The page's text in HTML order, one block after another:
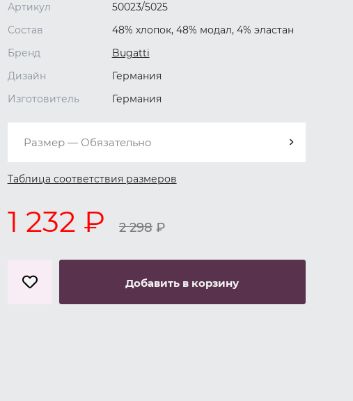
Артикул
50023/5025
Состав
48% хлопок, 48% модал, 4% эластан
Бренд
Bugatti
Дизайн
Германия
Изготовитель
Германия
Размер — Обязательно
Таблица соответствия размеров
1 232 ₽ 2 298₽
Добавить в корзину